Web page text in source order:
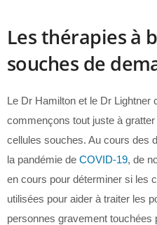
Les thérapies à
souches de
Le Dr Hamilton et le Dr Lightner
commençons tout juste à
cellules souches. Au cours des
la pandémie de COVID-19, de
en cours pour déterminer si les
utilisées pour aider à traiter les
personnes gravement touchées